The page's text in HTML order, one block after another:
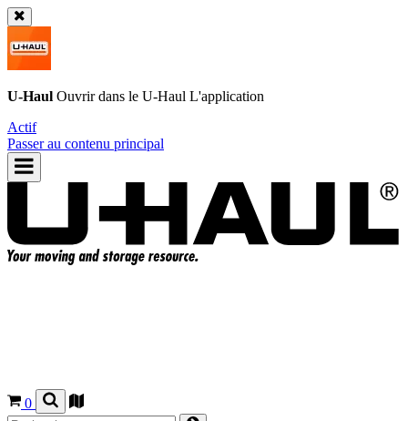
U-Haul Ouvrir dans le U-Haul L'application
Actif
Passer au contenu principal
0